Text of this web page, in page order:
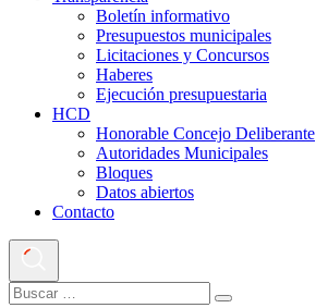
Boletín informativo
Presupuestos municipales
Licitaciones y Concursos
Haberes
Ejecución presupuestaria
HCD
Honorable Concejo Deliberante
Autoridades Municipales
Bloques
Datos abiertos
Contacto